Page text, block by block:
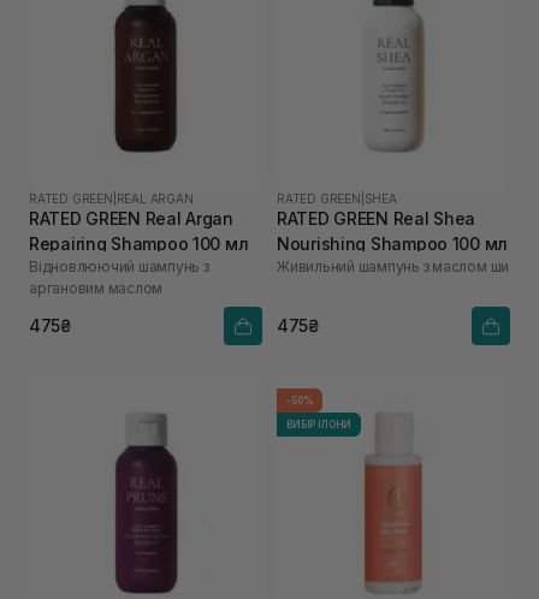
RATED GREEN REAL ARGAN
RATED GREEN Real Argan
Repairing Shampoo 100 мл
Відновлюючий шампунь з
аргановим маслом
475₴
RATED GREEN SHEA
RATED GREEN Real Shea
Nourishing Shampoo 100 мл
Живильний шампунь з маслом ши
475₴
-50%
ВИБІР ІЛОНИ